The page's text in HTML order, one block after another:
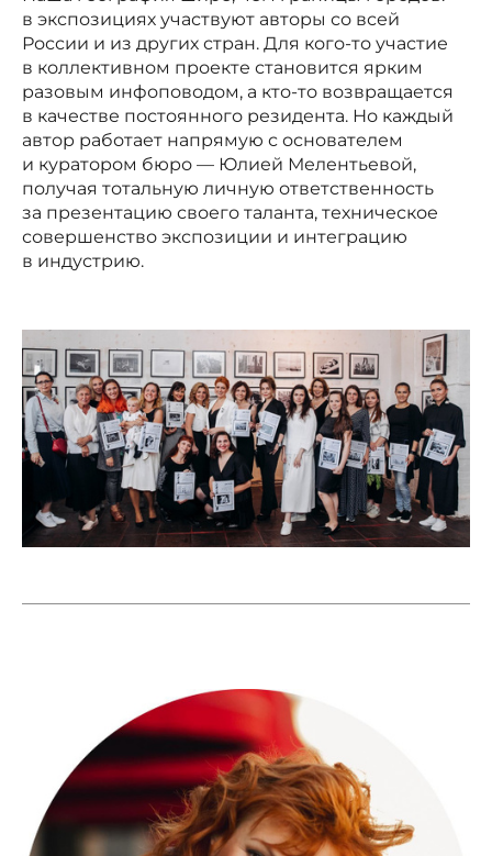
в экспозициях участвуют авторы со всей
России и из других стран. Для кого-то участие
в коллективном проекте становится ярким
разовым инфоповодом, а кто-то возвращается
в качестве постоянного резидента. Но каждый
автор работает напрямую с основателем
и куратором бюро — Юлией Мелентьевой,
получая тотальную личную ответственность
за презентацию своего таланта, техническое
совершенство экспозиции и интеграцию
в индустрию.